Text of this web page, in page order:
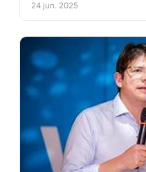
24 jun. 2025